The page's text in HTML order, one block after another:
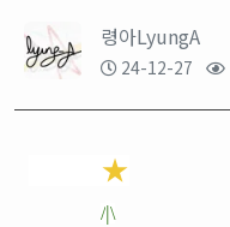
령아LyungA
24-12-27
★
/|\